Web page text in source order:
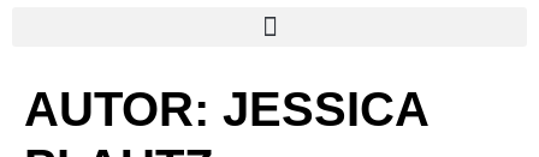
AUTOR: JESSICA